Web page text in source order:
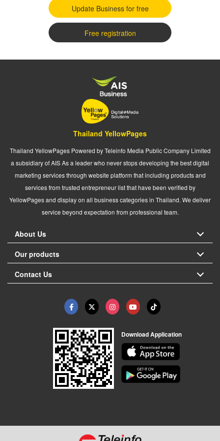
Update Business for free
Free registration
Thailand YellowPages
Thailand YellowPages Powered by Teleinfo Media Public Company Limited
a subsidiary of AIS As a leader who never stops developing the best digital
marketing services through website platform that including products and
services from trusted entrepreneur list that have been verified by
YellowPages and display on all business categories in Thailand. We deliver
service beyond expectation from professional team.
About Us
Our products
Contact Us
Download Application